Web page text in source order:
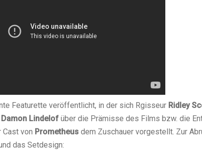
Featurette veröffentlicht, in der sich Rgisseur Ridley
Damon Lindelof über die Prämisse des Films bzw. die
Cast von Prometheus dem Zuschauer vorgestellt. Zur
das Setdesign: